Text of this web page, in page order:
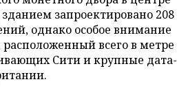
запроектировано 208
однако особое внимание
всего в метре
Сити и крупные дата-